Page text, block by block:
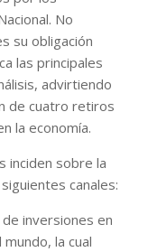
No
su obligación
las principales
advirtiendo
de cuatro retiros
la economía.
inciden sobre la
canales:
inversiones en
la cual